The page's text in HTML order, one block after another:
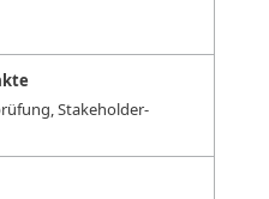
Stakeholder-